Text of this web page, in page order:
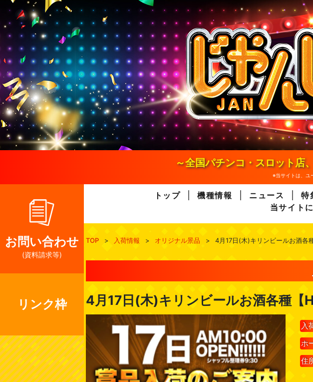
n
e
n
～全国パチンコ・スロット店
※当サイトは、ユ
お問い合わせ
(資料請求等)
リンク枠
トップ 機種情報 ニュース 特
当サイト
TOP > 入荷情報 > オリジナル景品 > 4月17日(木)キリンビールお酒各
4月17日(木)キリンビールお酒各種【
入
ホ
住